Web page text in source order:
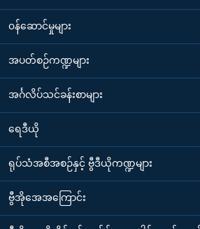
၀န်ဆောင်မှုများ
အပတ်စဉ်ကဏ္ဍများ
အင်္ဂလိပ်သင်ခန်းစာများ
ရေဒီယို
ရုပ်သံအစီအစဉ်နှင့် ဗွီဒီယိုကဏ္ဍများ
ဗွီအိုအေအကြောင်း